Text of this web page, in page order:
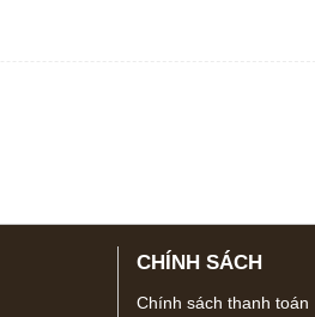
CHÍNH SÁCH
Chính sách thanh toán